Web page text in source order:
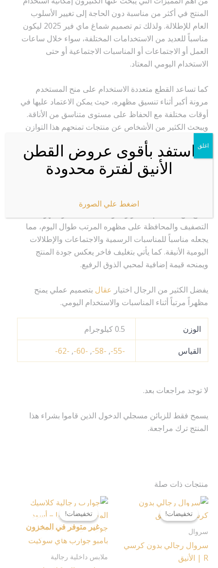
المنتج في أكثر من مناسبة دون الحاجة إلى تغيير الأسلوب
العام للإطلالة. ولذلك تم تصميم شماغ ماي فير 2025 ليكون
مناسباً للعديد من الاستخدامات المختلفة، سواء خلال ساعات
العمل أو الاجتماعات أو المناسبات الاجتماعية أو حتى
الاستخدام اليومي المعتاد.
كما تساعد القطع متعددة الاستخدام على منح المستخدم
مرونة أكبر أثناء تنسيق مظهره، حيث يمكن الاعتماد عليها في
أوقات مختلفة مع الحفاظ على مستوى متناسق من الأناقة.
ويبحث الكثير من الأشخاص عن منتجات تمنحهم هذا التوازن
بين العملية والشكل المميز.
هل تبحث عن حضور يلفت الانتباه؟
الرقي والثقة، فإن شماغ ماي فير 2025 يقدم لك خياراً مناسباً
التصفيف والمحافظة على مظهره المرتب طوال اليوم، مما
يجعله مناسباً للمناسبات الرسمية والاجتماعات والإطلالات
اليومية الأنيقة. كما يأتي بتغليف فاخر يعكس جودة المنتج
ويمنحه قيمة إضافية لمحبي الذوق الرفيع.
يفضل الكثير من الرجال اختيار عقال بتصميم عملي يمنح
مظهراً مرتباً أثناء المناسبات والاستخدام اليومي.
الوزن 0.5 كيلوجرام
القياس -55-
,
-58-
,
-60-
,
-62-
لا توجد مراجعات بعد.
يسمح فقط للزبائن مسجلي الدخول الذين قاموا بشراء هذا
المنتج ترك مراجعة.
منتجات ذات صلة
تخفيضات!
تخفيضات!
سروال
سروال رجالي بدون كرسي
R | الأنيق
السعر:
من
الأشكال
المختلفة
تخفيضات!
غير متوفر في المخزون
تخفيضات!
ملابس داخلية رجالية
نطاق
السعر:
من
⁦ر.س27⁩ من
الأشكال
استفد بأقوى عروض القطن
الأنيق لفترة محدودة
اضغط علي الصورة
اغلق